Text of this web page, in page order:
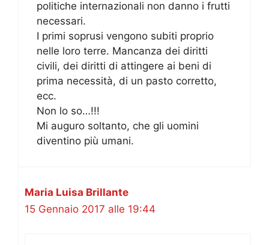
politiche internazionali non danno i frutti
necessari.
I primi soprusi vengono subiti proprio
nelle loro terre. Mancanza dei diritti
civili, dei diritti di attingere ai beni di
prima necessità, di un pasto corretto,
ecc.
Non lo so…!!!
Mi auguro soltanto, che gli uomini
diventino più umani.
Maria Luisa Brillante
15 Gennaio 2017 alle 19:44